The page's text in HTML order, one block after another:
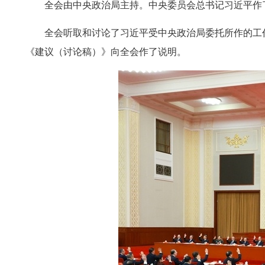
全会由中央政治局主持。中央委员会总书记习近平作
全会听取和讨论了习近平受中央政治局委托所作的
《建议（讨论稿）》向全会作了说明。